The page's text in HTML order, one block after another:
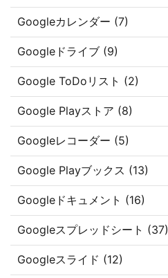
Googleカレンダー (7)
Googleドライブ (9)
Google ToDoリスト (2)
Google Playストア (8)
Googleレコーダー (5)
Google Playブックス (13)
Googleドキュメント (16)
Googleスプレッドシート (37)
Googleスライド (12)